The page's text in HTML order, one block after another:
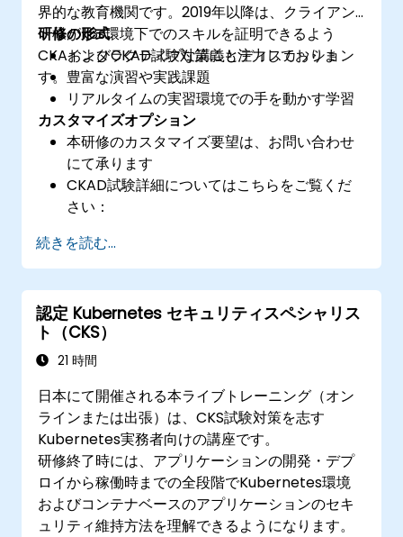
界的な教育機関です。2019年以降は、クライアン
ト様がk8s環境下でのスキルを証明できるよう
CKAおよびCKAD試験対策にも注力しておりま
す。
研修の形式
インタラクティブな講義とディスカッション
豊富な演習や実践課題
リアルタイムの実習環境での手を動かす学習
カスタマイズオプション
本研修のカスタマイズ要望は、お問い合わせ
にて承ります
CKAD試験詳細についてはこちらをご覧くだ
さい：
kubernetes-application-developer-
ckad/
続きを読む...
認定 Kubernetes セキュリティスペシャリス
ト（CKS）
21 時間
日本にて開催される本ライブトレーニング（オン
ラインまたは出張）は、CKS試験対策を志す
Kubernetes実務者向けの講座です。
研修終了時には、アプリケーションの開発・デプ
ロイから稼働時までの全段階でKubernetes環境
およびコンテナベースのアプリケーションのセキ
ュリティ維持方法を理解できるようになります。